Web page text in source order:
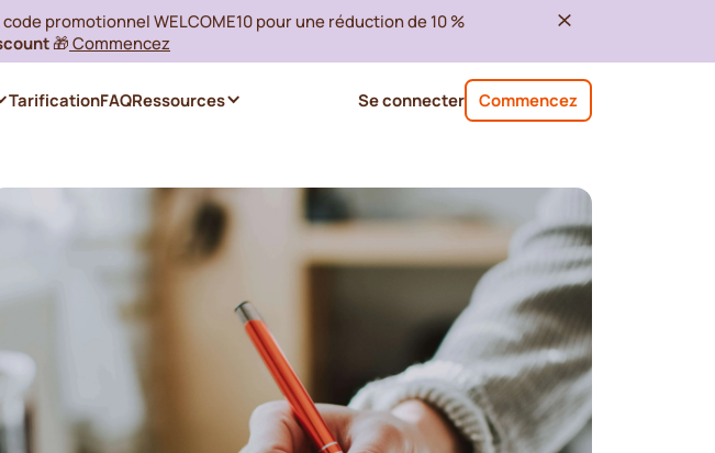
promotionnel WELCOME10 pour une réduction de 10 %
🎁 Commencez
Se connecter Commencez
TarificationFAQRessources